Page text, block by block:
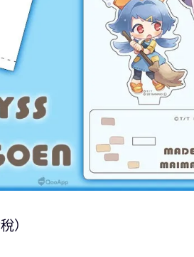
）